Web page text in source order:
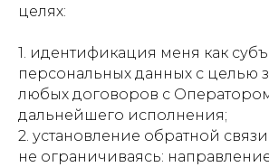
целях:
1. идентификация меня как
персональных данных с целью
любых договоров с
дальнейшего исполнения;
2. установление обратной
не ограничиваясь: